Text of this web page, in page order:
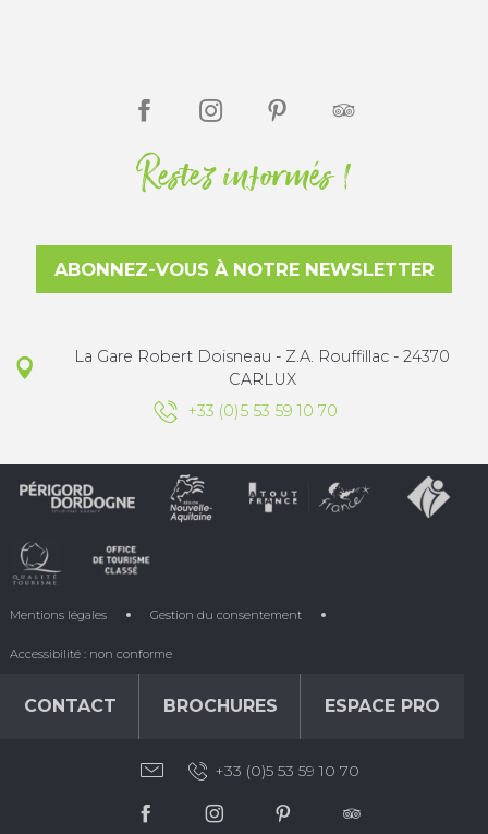
Restez informés !
ABONNEZ-VOUS À NOTRE NEWSLETTER
La Gare Robert Doisneau - Z.A. Rouffillac - 24370
CARLUX
+33 (0)5 53 59 10 70
Mentions légales Gestion du consentement
Accessibilité : non conforme
CONTACT BROCHURES ESPACE PRO
+33 (0)5 53 59 10 70